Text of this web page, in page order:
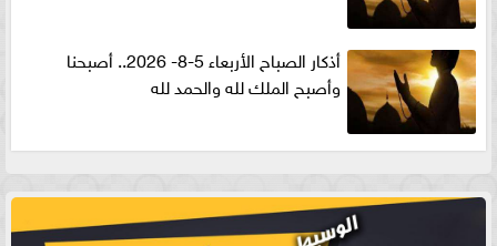
أذكار الصباح الأربعاء 5-8- 2026.. أصبحنا
وأصبح الملك لله والحمد لله